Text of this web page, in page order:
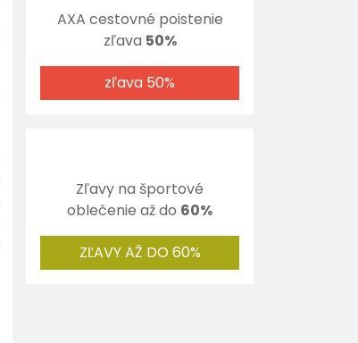
AXA cestovné poistenie
zľava 50%
zľava 50%
Zľavy na športové
oblečenie až do 60%
ZĽAVY AŽ DO 60%